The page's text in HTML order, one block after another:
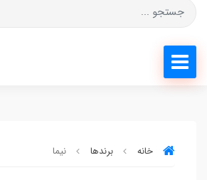
خانه برندها نیما